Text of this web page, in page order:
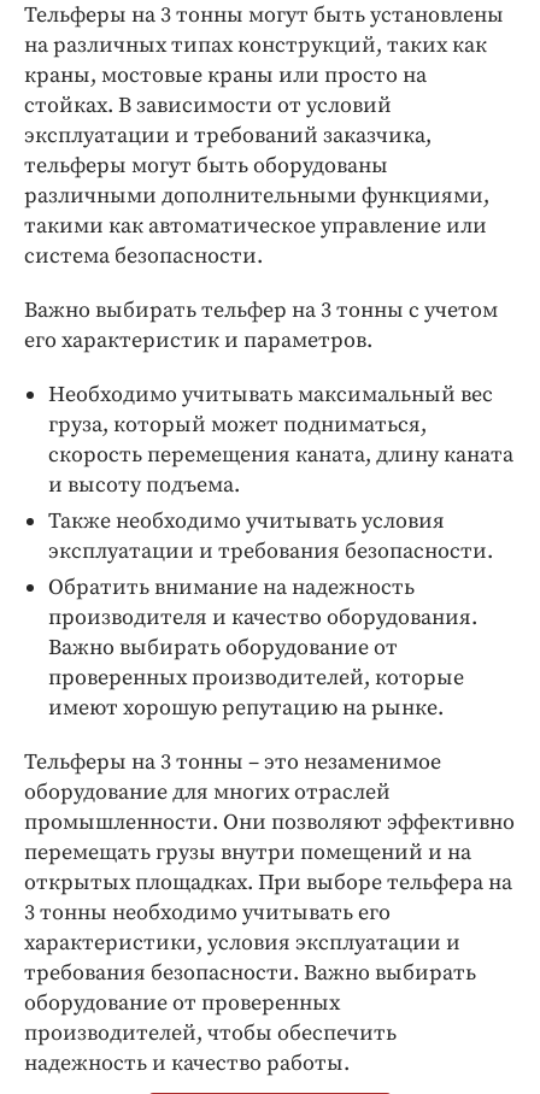
Тельферы на 3 тонны могут быть установлены
на различных типах конструкций, таких как
краны, мостовые краны или просто на
стойках. В зависимости от условий
эксплуатации и требований заказчика,
тельферы могут быть оборудованы
различными дополнительными функциями,
такими как автоматическое управление или
система безопасности.
Важно выбирать тельфер на 3 тонны с учетом
его характеристик и параметров.
Необходимо учитывать максимальный вес
груза, который может подниматься,
скорость перемещения каната, длину каната
и высоту подъема.
Также необходимо учитывать условия
эксплуатации и требования безопасности.
Обратить внимание на надежность
производителя и качество оборудования.
Важно выбирать оборудование от
проверенных производителей, которые
имеют хорошую репутацию на рынке.
Тельферы на 3 тонны – это незаменимое
оборудование для многих отраслей
промышленности. Они позволяют эффективно
перемещать грузы внутри помещений и на
открытых площадках. При выборе тельфера на
3 тонны необходимо учитывать его
характеристики, условия эксплуатации и
требования безопасности. Важно выбирать
оборудование от проверенных
производителей, чтобы обеспечить
надежность и качество работы.